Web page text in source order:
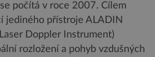
počítá v roce 2007. Cílem
jediného přístroje ALADIN
Doppler Instrument)
rozložení a pohyb vzdušných